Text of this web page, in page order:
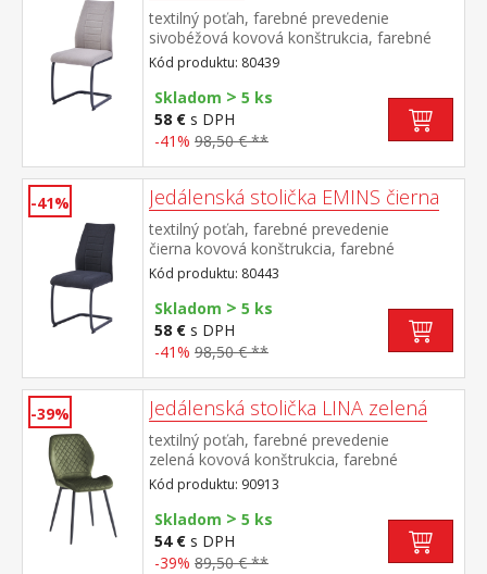
textilný poťah, farebné prevedenie
sivobéžová kovová konštrukcia, farebné
prevedenie čierna výška sedu 48
cm odporúčaná nosnosť do 120 kg
Kód produktu: 80439
Skladom > 5 ks
58 € s DPH
-41% 98,50 € **
-41% Jedálenská stolička EMINS čierna
textilný poťah, farebné prevedenie
čierna kovová konštrukcia, farebné
prevedenie čierna výška sedu 48
cm odporúčaná nosnosť do 120 kg
Kód produktu: 80443
Skladom > 5 ks
58 € s DPH
-41% 98,50 € **
-39% Jedálenská stolička LINA zelená
textilný poťah, farebné prevedenie
zelená kovová konštrukcia, farebné
prevedenie čierna výška sedu 50
cm odporúčaná nosnosť do 120 kg
Kód produktu: 90913
Skladom > 5 ks
54 € s DPH
-39% 89,50 € **